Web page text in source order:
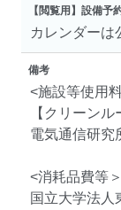
【閲覧用】設備予
カレンダーは
備考
<施設等使用
【クリーン
電気通信研究
<消耗品費等＞
国立大学法人